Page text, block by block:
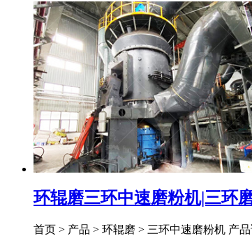
环辊磨三环中速磨粉机|三环
首页 > 产品 > 环辊磨 > 三环中速磨粉机 产